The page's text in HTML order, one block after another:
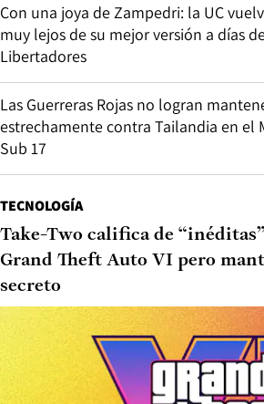
Con una joya de Zampedri: la UC
muy lejos de su mejor versión a días
Libertadores
Las Guerreras Rojas no logran
estrechamente contra Tailandia en el
Sub 17
TECNOLOGÍA
Take-Two califica de
Grand Theft Auto VI pero
secreto